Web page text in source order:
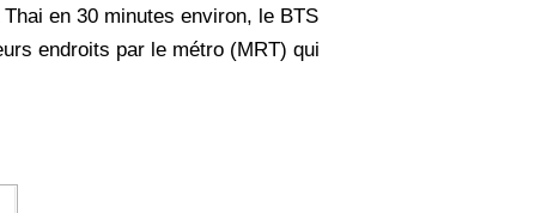
en 30 minutes environ, le BTS
endroits par le métro (MRT) qui